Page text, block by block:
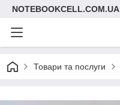
NOTEBOOKCELL.COM.UA
Товари та послуги